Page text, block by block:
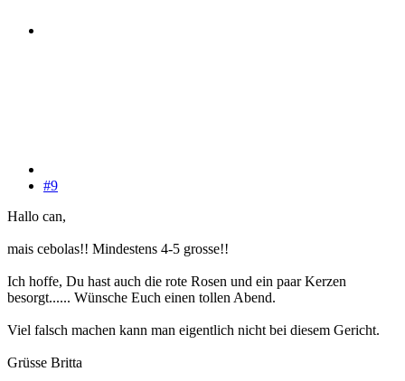
#9
Hallo can,
mais cebolas!! Mindestens 4-5 grosse!!
Ich hoffe, Du hast auch die rote Rosen und ein paar Kerzen
besorgt...... Wünsche Euch einen tollen Abend.
Viel falsch machen kann man eigentlich nicht bei diesem Gericht.
Grüsse Britta